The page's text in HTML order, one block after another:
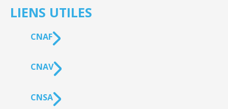
LIENS UTILES
CNAF
CNAV
CNSA